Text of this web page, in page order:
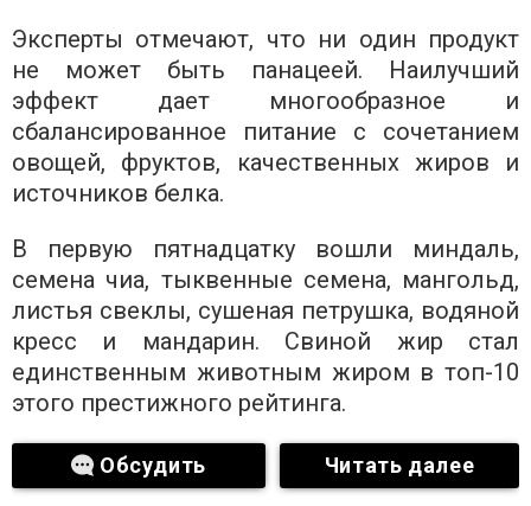
Эксперты отмечают, что ни один продукт
не может быть панацеей. Наилучший
эффект дает многообразное и
сбалансированное питание с сочетанием
овощей, фруктов, качественных жиров и
источников белка.
В первую пятнадцатку вошли миндаль,
семена чиа, тыквенные семена, мангольд,
листья свеклы, сушеная петрушка, водяной
кресс и мандарин. Свиной жир стал
единственным животным жиром в топ-10
этого престижного рейтинга.
Обсудить Читать далее